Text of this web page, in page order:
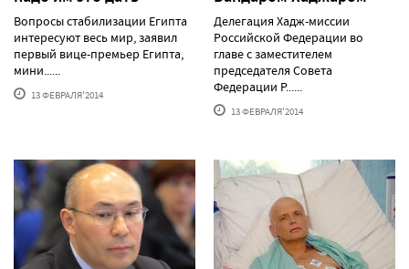
Вопросы стабилизации Египта
интересуют весь мир, заявил
первый вице-премьер Египта,
мини......
13 ФЕВРАЛЯ'2014
Делегация Хадж-миссии
Российской Федерации во
главе с заместителем
председателя Совета
Федерации Р......
13 ФЕВРАЛЯ'2014